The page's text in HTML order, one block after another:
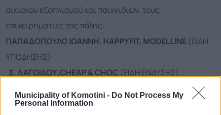
Municipality of Komotini - Do Not Process My
Personal Information
οικιακού εξοπλισμού και παιχνιδιών, τους
επιχειρηματίες της πόλης:
ΠΑΠΑΔΟΠΟΥΛΟ ΙΩΑΝΝΗ, HAPPYFIT, MODELLINE (ΕΙΔΗ
ΥΠΟΔΗΣΗΣ)
Σ. ΛΑΓΩΙΔΟΥ,CHEAP&CHOC (ΕΙΔΗ ΕΝΔΥΣΗΣ)
Διευθυντές-τριες, το προσωπικό και
τους συλλόγους γονέων και κηδεμόνων